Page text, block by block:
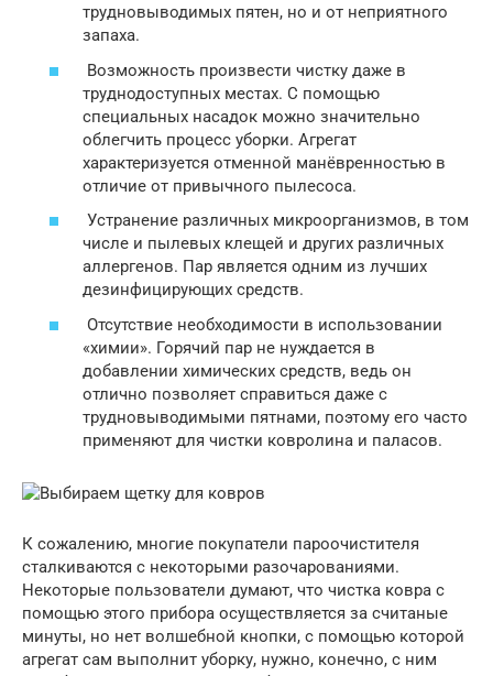
трудновыводимых пятен, но и от неприятного
запаха.
Возможность произвести чистку даже в
труднодоступных местах. С помощью
специальных насадок можно значительно
облегчить процесс уборки. Агрегат
характеризуется отменной манёвренностью в
отличие от привычного пылесоса.
Устранение различных микроорганизмов, в том
числе и пылевых клещей и других различных
аллергенов. Пар является одним из лучших
дезинфицирующих средств.
Отсутствие необходимости в использовании
«химии». Горячий пар не нуждается в
добавлении химических средств, ведь он
отлично позволяет справиться даже с
трудновыводимыми пятнами, поэтому его часто
применяют для чистки ковролина и паласов.
К сожалению, многие покупатели пароочистителя
сталкиваются с некоторыми разочарованиями.
Некоторые пользователи думают, что чистка ковра с
помощью этого прибора осуществляется за считаные
минуты, но нет волшебной кнопки, с помощью которой
агрегат сам выполнит уборку, нужно, конечно, с ним